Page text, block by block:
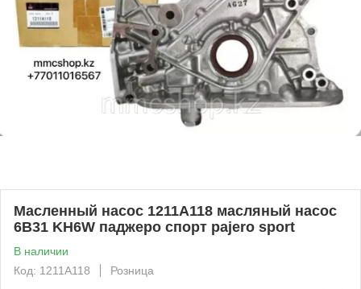
Масленный насос 1211A118 масляный насос
6B31 KH6W паджеро спорт pajero sport
В наличии
Код: 1211A118
Розница